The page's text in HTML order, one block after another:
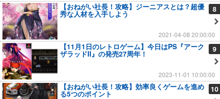
8
【おねがい社長！攻略】ジーニアスとは？超優
秀な人材を入手しよう
2021-04-08 20:00:00
9
【11月1日のレトロゲーム】今日はPS『アーク
ザラッドII』の発売27周年！
2023-11-01 10:00:00
10
【おねがい社長！攻略】効率良くゲームを進め
る5つのポイント